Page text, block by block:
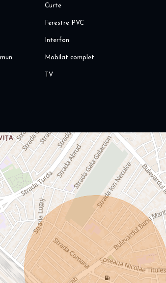
Curte
Ferestre PVC
Interfon
Mobilat complet
TV